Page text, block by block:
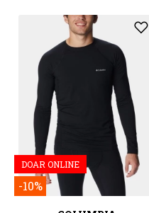
DOAR ONLINE
-10%